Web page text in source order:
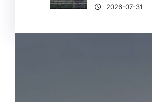
2026-07-31